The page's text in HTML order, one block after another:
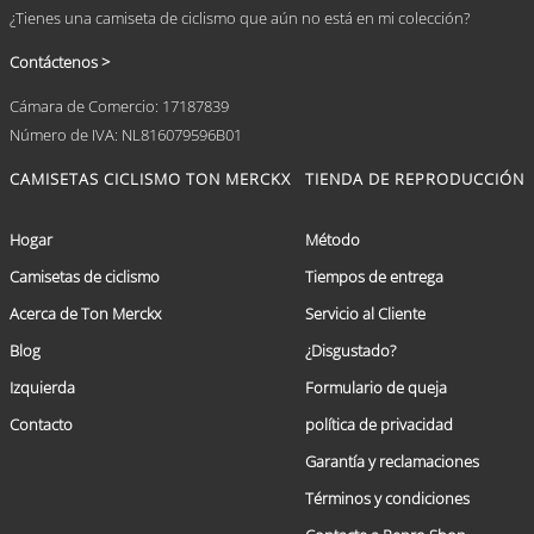
¿Tienes una camiseta de ciclismo que aún no está en mi colección?
Contáctenos >
Cámara de Comercio: 17187839
Número de IVA: NL816079596B01
CAMISETAS CICLISMO TON MERCKX
Hogar
Camisetas de ciclismo
Acerca de Ton Merckx
Blog
Izquierda
Contacto
TIENDA DE REPRODUCCIÓN
Método
Tiempos de entrega
Servicio al Cliente
¿Disgustado?
Formulario de queja
política de privacidad
Garantía y reclamaciones
Términos y condiciones